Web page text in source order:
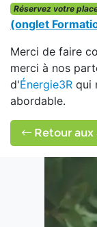
Réservez votre
(onglet
Merci de faire
merci à nos
d'Énergie3R qui
abordable.
Retour aux